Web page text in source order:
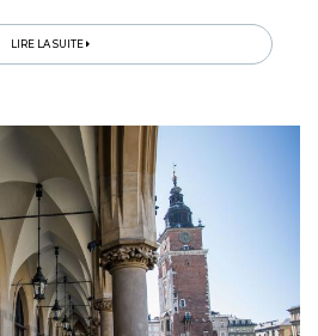
LIRE LA SUITE